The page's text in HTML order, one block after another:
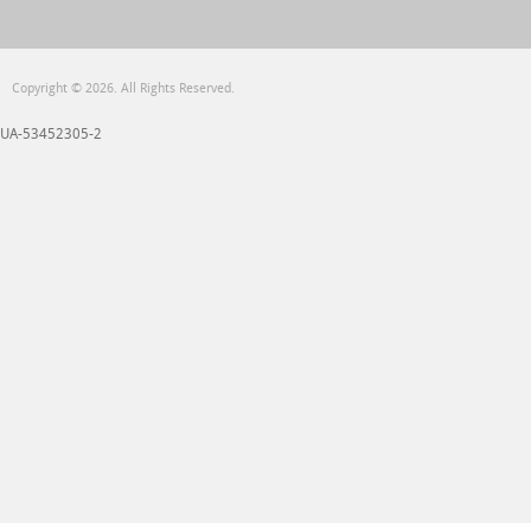
Copyright © 2026. All Rights Reserved.
UA-53452305-2